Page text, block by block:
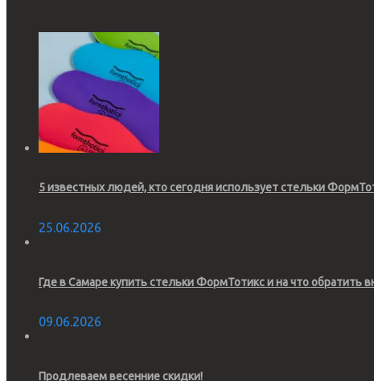
5 известных людей, кто сегодня использует стельки
25.06.2026
Где в Самаре купить стельки ФормТотикс и на что обратить
09.06.2026
Продлеваем весенние скидки!